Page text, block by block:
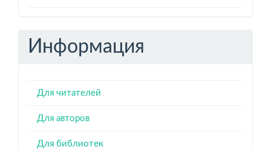
Информация
Для читателей
Для авторов
Для библиотек